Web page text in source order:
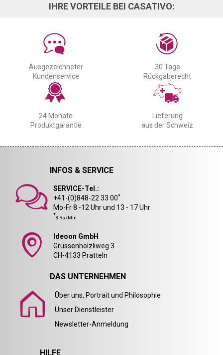
IHRE VORTEILE BEI CASATIVO:
Ausgezeichneter
Kundenservice
30 Tage
Rückgaberecht
24 Monate
Produktgarantie
Lieferung
aus der Schweiz
INFOS & SERVICE
SERVICE-Tel.:
+41-(0)848-22 33 00*
Mo-Fr 8 -12 Uhr und 13 - 17 Uhr
*8 Rp./Min.
Ideoon GmbH
Grüssenhölzliweg 3
CH-4133 Pratteln
DAS UNTERNEHMEN
Über uns, Portrait und Philosophie
Unser Dienstleister
Newsletter-Anmeldung
HILFE